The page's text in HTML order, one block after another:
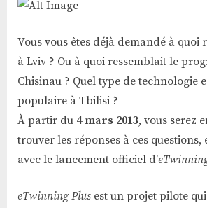
!
Vous vous êtes déjà demandé à quoi
à Lviv ? Ou à quoi ressemblait le
Chisinau ? Quel type de technologie
populaire à Tbilisi ?
À partir du 4 mars 2013, vous serez
trouver les réponses à ces questions,
avec le lancement officiel d’
eTwinning Plus est un projet pilote